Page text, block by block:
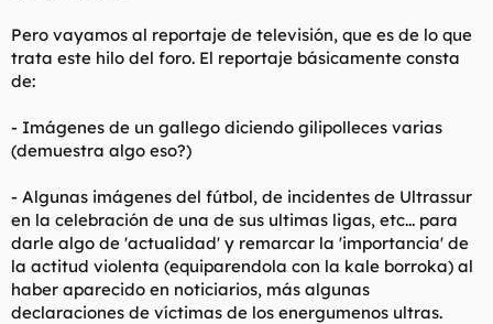
Pero vayamos al reportaje de televisión, que es de lo que
trata este hilo del foro. El reportaje básicamente consta
de:
- Imágenes de un gallego diciendo gilipolleces varias
(demuestra algo eso?)
- Algunas imágenes del fútbol, de incidentes de Ultrassur
en la celebración de una de sus ultimas ligas, etc... para
darle algo de 'actualidad' y remarcar la 'importancia' de
la actitud violenta (equiparendola con la kale borroka) al
haber aparecido en noticiarios, más algunas
declaraciones de víctimas de los energumenos ultras.